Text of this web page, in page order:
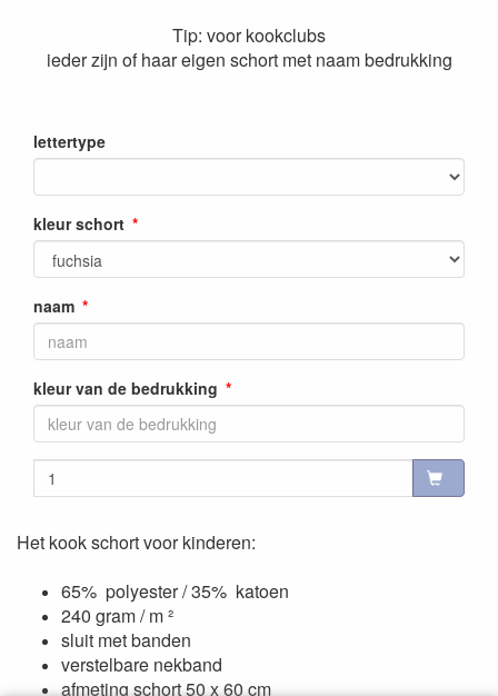
Tip: voor kookclubs
ieder zijn of haar eigen schort met naam bedrukking
lettertype
kleur schort
naam
kleur van de bedrukking
Het kook schort voor kinderen:
65% polyester / 35% katoen
240 gram / m ²
sluit met banden
verstelbare nekband
afmeting schort 50 x 60 cm